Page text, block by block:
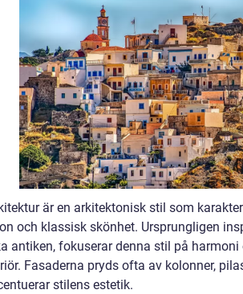
är en arkitektonisk stil som
och klassisk skönhet. Ursprungligen
antiken, fokuserar denna stil på
Fasaderna pryds ofta av kolonner,
stilens estetik.